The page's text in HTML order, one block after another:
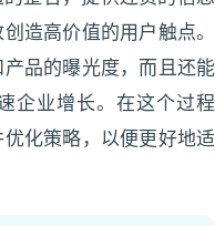
造高价值的用户触点。
品的曝光度，而且还能
企业增长。在这个过程
化策略，以便更好地适